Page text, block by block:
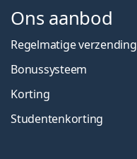
Ons aanbod
Regelmatige verzending
Bonussysteem
Korting
Studentenkorting